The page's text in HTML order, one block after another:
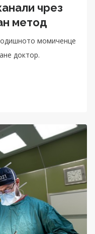
чрез
метод
момиченце
доктор.